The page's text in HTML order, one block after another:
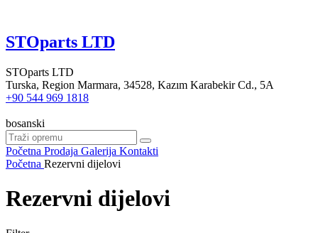
STOparts LTD
STOparts LTD
Turska, Region Marmara, 34528, Kazım Karabekir Cd., 5A
+90 544 969 1818
bosanski
Početna Prodaja Galerija Kontakti
Početna Rezervni dijelovi
Rezervni dijelovi